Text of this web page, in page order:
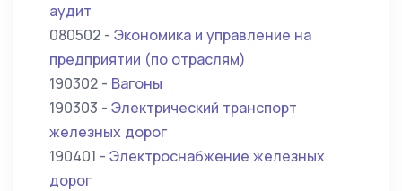
аудит
080502 - Экономика и управление на
предприятии (по отраслям)
190302 - Вагоны
190303 - Электрический транспорт
железных дорог
190401 - Электроснабжение железных
дорог